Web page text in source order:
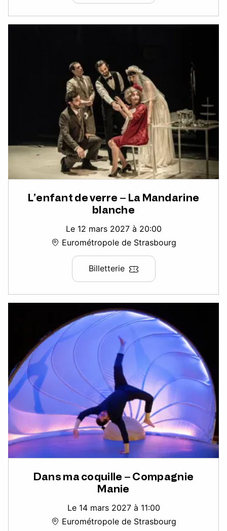
L’enfant de verre – La Mandarine
blanche
Le 12 mars 2027 à 20:00
Eurométropole de Strasbourg
Billetterie
Dans ma coquille – Compagnie
Manie
Le 14 mars 2027 à 11:00
Eurométropole de Strasbourg